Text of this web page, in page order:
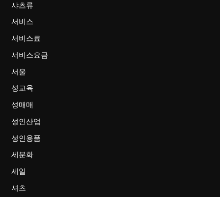
샤츠류
서비스
서비스료
서비스요금
서울
성교육
성매매
성인산업
성인용품
세분화
세일
셔츠